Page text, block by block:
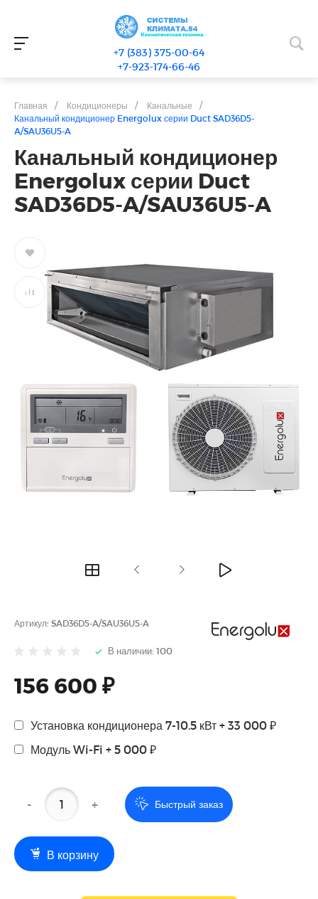
+7 (383) 375-00-64
+7-923-174-66-46
Главная / Кондиционеры / Канальные
/
Канальный кондиционер Energolux серии Duct SAD36D5-
A/SAU36U5-A
Канальный кондиционер
Energolux серии Duct
SAD36D5-A/SAU36U5-A
Артикул: SAD36D5-A/SAU36U5-A
В наличии: 100
156 600 ₽
Установка кондиционера 7-10.5 кВт + 33 000 ₽
Модуль Wi-Fi + 5 000 ₽
- + Быстрый заказ
В корзину